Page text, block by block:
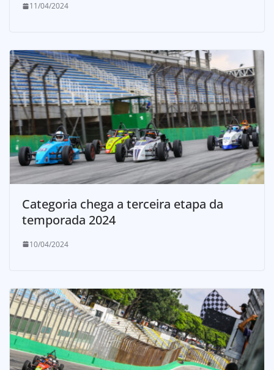
11/04/2024
Categoria chega a terceira etapa da
temporada 2024
10/04/2024